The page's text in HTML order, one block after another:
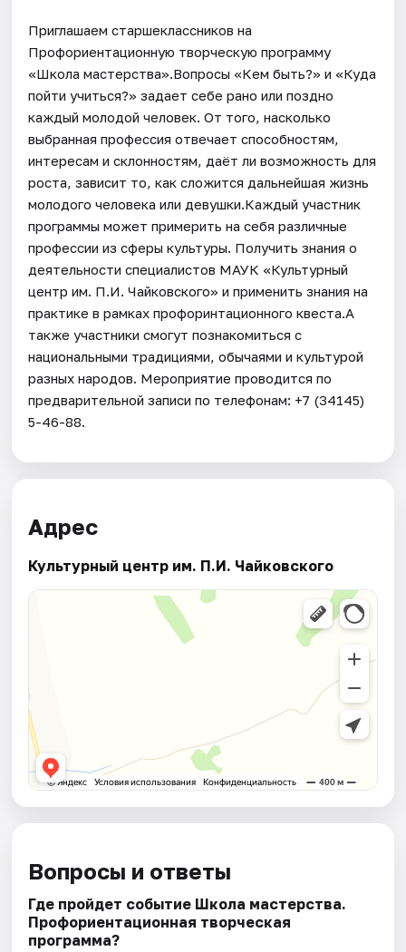
Приглашаем старшеклассников на
Профориентационную творческую программу
«Школа мастерства».Вопросы «Кем быть?» и «Куда
пойти учиться?» задает себе рано или поздно
каждый молодой человек. От того, насколько
выбранная профессия отвечает способностям,
интересам и склонностям, даёт ли возможность для
роста, зависит то, как сложится дальнейшая жизнь
молодого человека или девушки.Каждый участник
программы может примерить на себя различные
профессии из сферы культуры. Получить знания о
деятельности специалистов МАУК «Культурный
центр им. П.И. Чайковского» и применить знания на
практике в рамках профоринтационного квеста.А
также участники смогут познакомиться с
национальными традициями, обычаями и культурой
разных народов. Мероприятие проводится по
предварительной записи по телефонам: +7 (34145)
5-46-88.
Адрес
Культурный центр им. П.И. Чайковского
Вопросы и ответы
Где пройдет событие Школа мастерства.
Профориентационная творческая
программа?